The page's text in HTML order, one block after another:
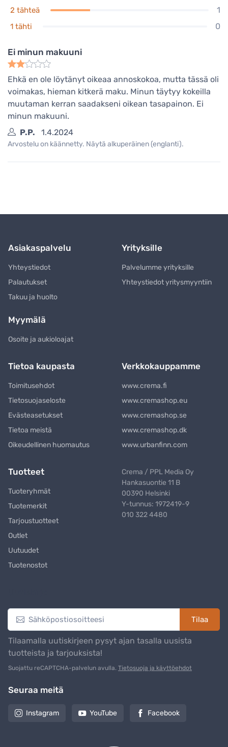
2 tähteä 1
1 tähti 0
Ei minun makuuni
Ehkä en ole löytänyt oikeaa annoskokoa, mutta tässä oli
voimakas, hieman kitkerä maku. Minun täytyy kokeilla
muutaman kerran saadakseni oikean tasapainon. Ei
minun makuuni.
P.P.
1.4.2024
Arvostelu on käännetty. Näytä alkuperäinen (englanti).
Asiakaspalvelu
Yhteystiedot
Palautukset
Takuu ja huolto
Yrityksille
Palvelumme yrityksille
Yhteystiedot yritysmyyntiin
Myymälä
Osoite ja aukioloajat
Tietoa kaupasta
Toimitusehdot
Tietosuojaseloste
Evästeasetukset
Tietoa meistä
Oikeudellinen huomautus
Verkkokauppamme
www.crema.fi
www.cremashop.eu
www.cremashop.se
www.cremashop.dk
www.urbanfinn.com
Tuotteet
Tuoteryhmät
Tuotemerkit
Tarjoustuotteet
Outlet
Uutuudet
Tuotenostot
Crema / PPL Media Oy
Hankasuontie 11 B
00390 Helsinki
Y-tunnus: 1972419-9
010 322 4480
Tilaa
Tilaamalla uutiskirjeen pysyt ajan tasalla uusista
tuotteista ja tarjouksista!
Suojattu reCAPTCHA-palvelun avulla. Tietosuoja ja käyttöehdot
Seuraa meitä
Instagram YouTube Facebook